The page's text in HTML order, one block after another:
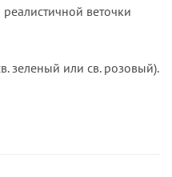
веточки
зеленый или св. розовый).